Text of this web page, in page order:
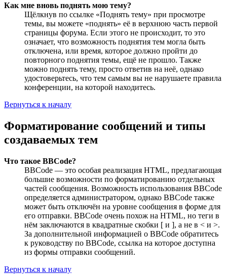
Как мне вновь поднять мою тему?
Щёлкнув по ссылке «Поднять тему» при просмотре
темы, вы можете «поднять» её в верхнюю часть первой
страницы форума. Если этого не происходит, то это
означает, что возможность поднятия тем могла быть
отключена, или время, которое должно пройти до
повторного поднятия темы, ещё не прошло. Также
можно поднять тему, просто ответив на неё, однако
удостоверьтесь, что тем самым вы не нарушаете правила
конференции, на которой находитесь.
Вернуться к началу
Форматирование сообщений и типы
создаваемых тем
Что такое BBCode?
BBCode — это особая реализация HTML, предлагающая
большие возможности по форматированию отдельных
частей сообщения. Возможность использования BBCode
определяется администратором, однако BBCode также
может быть отключён на уровне сообщения в форме для
его отправки. BBCode очень похож на HTML, но теги в
нём заключаются в квадратные скобки [ и ], а не в < и >.
За дополнительной информацией о BBCode обратитесь
к руководству по BBCode, ссылка на которое доступна
из формы отправки сообщений.
Вернуться к началу